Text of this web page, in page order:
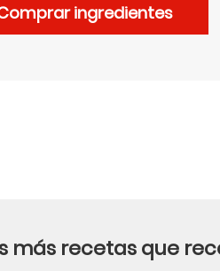
ingredientes
más recetas que